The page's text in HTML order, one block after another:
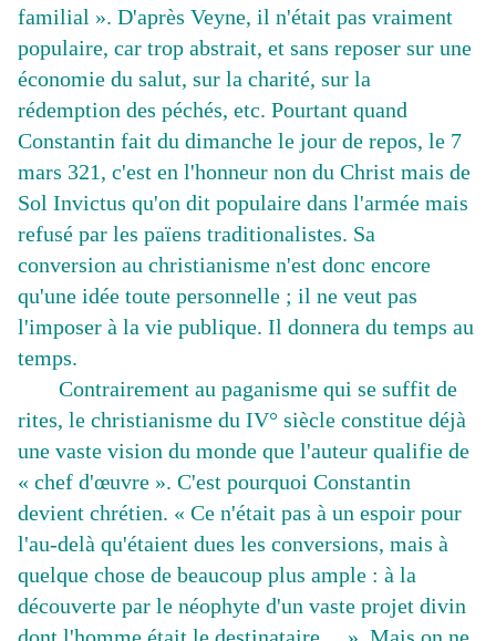
familial ». D'après Veyne, il n'était pas vraiment
populaire, car trop abstrait, et sans reposer sur une
économie du salut, sur la charité, sur la
rédemption des péchés, etc. Pourtant quand
Constantin fait du dimanche le jour de repos, le 7
mars 321, c'est en l'honneur non du Christ mais de
Sol Invictus qu'on dit populaire dans l'armée mais
refusé par les païens traditionalistes. Sa
conversion au christianisme n'est donc encore
qu'une idée toute personnelle ; il ne veut pas
l'imposer à la vie publique. Il donnera du temps au
temps.
Contrairement au paganisme qui se suffit de
rites, le christianisme du IV° siècle constitue déjà
une vaste vision du monde que l'auteur qualifie de
« chef d'œuvre ». C'est pourquoi Constantin
devient chrétien. « Ce n'était pas à un espoir pour
l'au-delà qu'étaient dues les conversions, mais à
quelque chose de beaucoup plus ample : à la
découverte par le néophyte d'un vaste projet divin